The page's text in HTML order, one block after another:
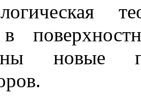
новые